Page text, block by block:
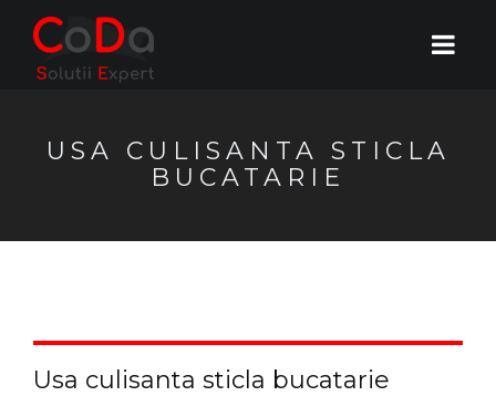
USA CULISANTA STICLA
BUCATARIE
Usa culisanta sticla bucatarie